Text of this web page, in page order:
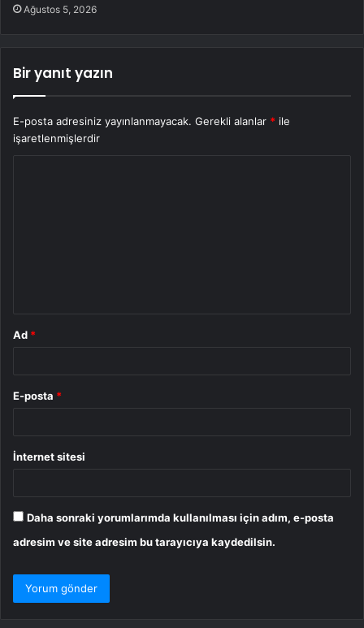
Ağustos 5, 2026
Bir yanıt yazın
E-posta adresiniz yayınlanmayacak. Gerekli alanlar * ile
işaretlenmişlerdir
Ad *
E-posta *
İnternet sitesi
Daha sonraki yorumlarımda kullanılması için adım, e-posta
adresim ve site adresim bu tarayıcıya kaydedilsin.